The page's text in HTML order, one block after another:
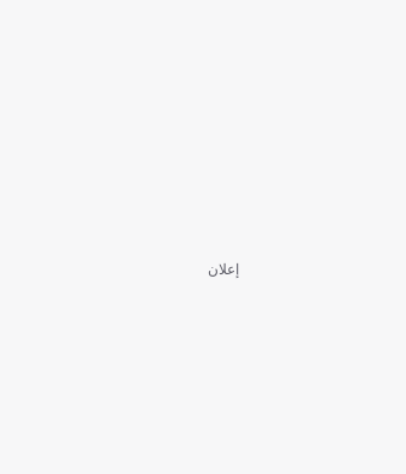
إعلان